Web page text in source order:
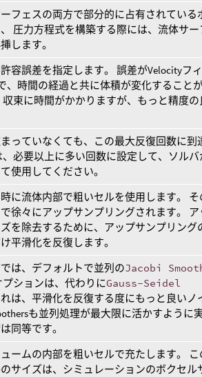
フェスの両方で部分的に占有されている
圧力方程式を構築する際には、流体サー
します。
容誤差を指定します。 誤差がVelocityフ
、時間の経過と共に体積が変化すること
束に時間がかかりますが、もっと精度
っていなくても、この最大反復回数に到
必要以上に多い回数に設定して、ソルバ
使用してください。
に流体内部で粗いセルを使用します。 そ
徐々にアップサンプリングされます。 ア
を除去するために、アップサンプリング
平滑化を反復します。
は、デフォルトで並列のJacobi
ションは、代わりにGauss-Seidel
は、平滑化を反復する度にもっと良いノ
も並列処理が最大限に活かすように
同等です。
ームの内部を粗いセルで充たします。 こ
サイズは、シミュレーションのボクセル